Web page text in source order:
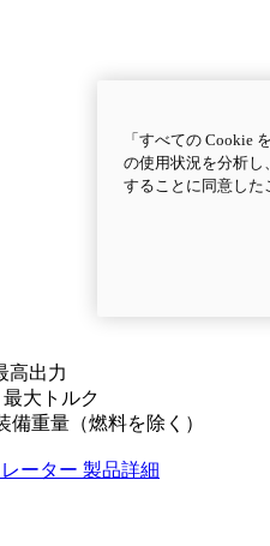
高出力
最大トルク
備重量（燃料を除く）
ーター 製品詳細
「すべての Cookie
の使用状況を分析し
することに同意し